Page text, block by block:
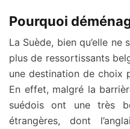
Pourquoi
La Suède, bien qu’elle
plus de ressortissants
une destination de choix
En effet, malgré la
suédois ont une très
étrangères, dont